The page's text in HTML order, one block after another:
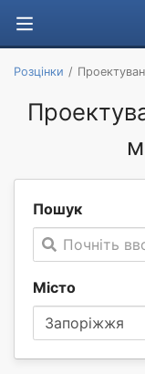
Розцінки
Пошук
Почніть
Місто
Запоріжжя